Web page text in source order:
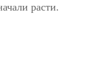
расти.